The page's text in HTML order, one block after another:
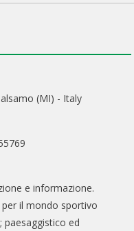
(MI) - Italy
e informazione.
il mondo sportivo
paesaggistico ed